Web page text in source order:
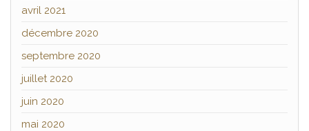
avril 2021
décembre 2020
septembre 2020
juillet 2020
juin 2020
mai 2020